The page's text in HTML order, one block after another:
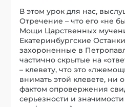
В этом урок для нас,
Отречение – что его «не
Мощи Царственных
Екатеринбургские
захороненные в
частично скрытые на
– клевету, что это
внимать этой клевете, ни
фактом опровержения
серьезности и